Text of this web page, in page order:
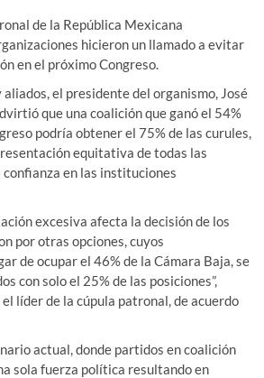
de la República Mexicana
hicieron un llamado a evitar
en el próximo Congreso.
el presidente del organismo, José
que una coalición que ganó el 54%
podría obtener el 75% de las curules,
equitativa de todas las
en las instituciones
excesiva afecta la decisión de los
por otras opciones, cuyos
de ocupar el 46% de la Cámara Baja, se
con solo el 25% de las posiciones”,
líder de la cúpula patronal, de acuerdo
actual, donde partidos en coalición
sola fuerza política resultando en